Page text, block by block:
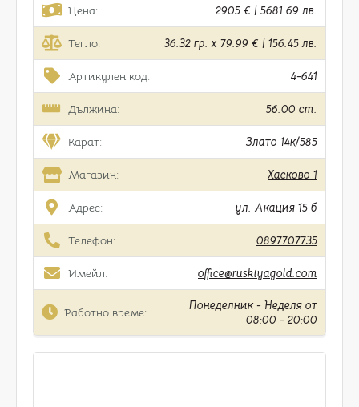
Цена: 2905 € | 5681.69 лв.
Тегло: 36.32 гр. x 79.99 € | 156.45 лв.
Артикулен код: 4-641
Дължина: 56.00 cm.
Карат: Злато 14к/585
Магазин: Хасково 1
Адрес: ул. Акация 15 б
Телефон: 0897707735
Имейл: office@ruskiyagold.com
Работно време:
Понеделник - Неделя от
08:00 - 20:00